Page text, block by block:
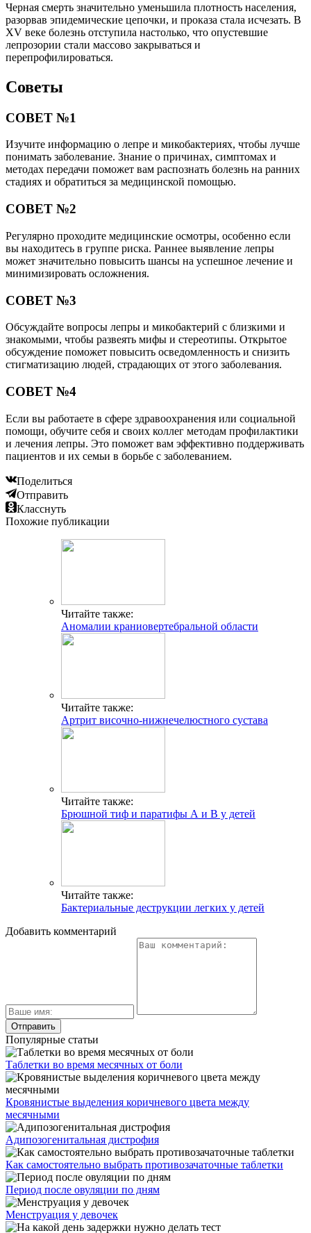
Черная смерть значительно уменьшила плотность населения,
разорвав эпидемические цепочки, и проказа стала исчезать. В
XV веке болезнь отступила настолько, что опустевшие
лепрозории стали массово закрываться и
перепрофилироваться.
Советы
СОВЕТ №1
Изучите информацию о лепре и микобактериях, чтобы лучше
понимать заболевание. Знание о причинах, симптомах и
методах передачи поможет вам распознать болезнь на ранних
стадиях и обратиться за медицинской помощью.
СОВЕТ №2
Регулярно проходите медицинские осмотры, особенно если
вы находитесь в группе риска. Раннее выявление лепры
может значительно повысить шансы на успешное лечение и
минимизировать осложнения.
СОВЕТ №3
Обсуждайте вопросы лепры и микобактерий с близкими и
знакомыми, чтобы развеять мифы и стереотипы. Открытое
обсуждение поможет повысить осведомленность и снизить
стигматизацию людей, страдающих от этого заболевания.
СОВЕТ №4
Если вы работаете в сфере здравоохранения или социальной
помощи, обучите себя и своих коллег методам профилактики
и лечения лепры. Это поможет вам эффективно поддерживать
пациентов и их семьи в борьбе с заболеванием.
Поделиться
Отправить
Класснуть
Похожие публикации
Читайте также:
Аномалии краниовертебральной области
Читайте также:
Артрит височно-нижнечелюстного сустава
Читайте также:
Брюшной тиф и паратифы А и В у детей
Читайте также:
Бактериальные деструкции легких у детей
Добавить комментарий
Популярные статьи
Таблетки во время месячных от боли
Кровянистые выделения коричневого цвета между
месячными
Адипозогенитальная дистрофия
Как самостоятельно выбрать противозачаточные таблетки
Период после овуляции по дням
Менструация у девочек